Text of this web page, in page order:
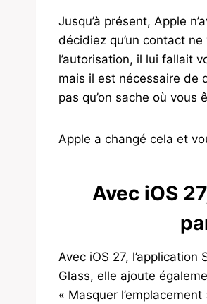
Jusqu’à présent, Apple
décidiez qu’un contact
l’autorisation, il lui fallait
mais il est nécessaire de
pas qu’on sache où vous
Apple a changé cela et
Avec iOS
Avec iOS 27,
Glass, elle ajoute
« Masquer